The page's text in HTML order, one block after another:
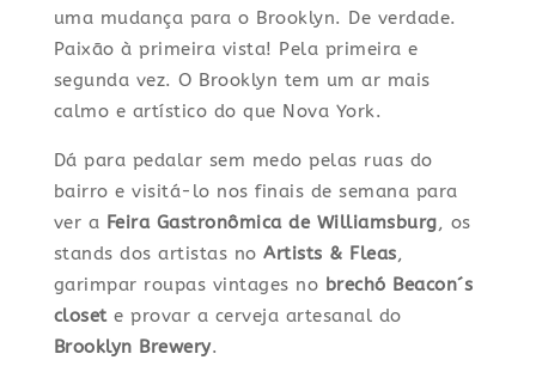
uma mudança para o Brooklyn. De verdade.
Paixão à primeira vista! Pela primeira e
segunda vez. O Brooklyn tem um ar mais
calmo e artístico do que Nova York.
Dá para pedalar sem medo pelas ruas do
bairro e visitá-lo nos finais de semana para
ver a Feira Gastronômica de Williamsburg, os
stands dos artistas noArtists & Fleas,
garimpar roupas vintages no brechó Beacon´s
closete provar a cerveja artesanal do
Brooklyn Brewery.